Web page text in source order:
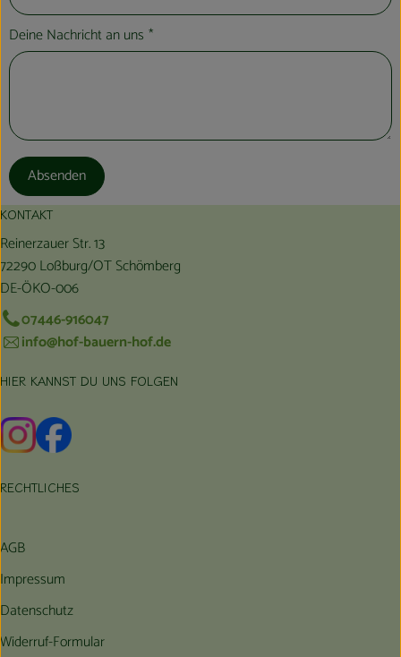
Deine Nachricht an uns *
Absenden
KONTAKT
Reinerzauer Str. 13
72290 Loßburg/OT Schömberg
DE-ÖKO-006
07446-916047
info@hof-bauern-hof.de
HIER KANNST DU UNS FOLGEN
Externer Link zu https://www.instagram.com/hofbauernhof/
Externer Link zu https://www.facebook.com/
RECHTLICHES
AGB
Impressum
Datenschutz
Widerruf-Formular